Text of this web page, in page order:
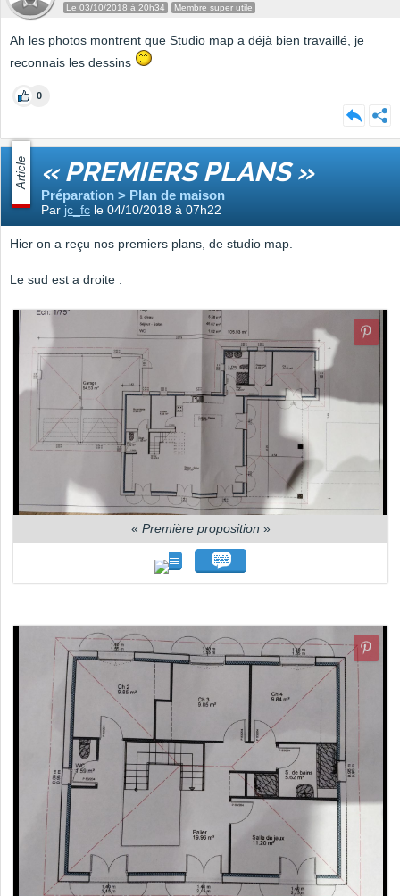
Le 03/10/2018 à 20h34 Membre super utile
Ah les photos montrent que Studio map a déjà bien travaillé, je
reconnais les dessins
0
Article « PREMIERS PLANS »
Préparation > Plan de maison
Par jc_fc le 04/10/2018 à 07h22
Hier on a reçu nos premiers plans, de studio map.
Le sud est a droite :
« Première proposition »